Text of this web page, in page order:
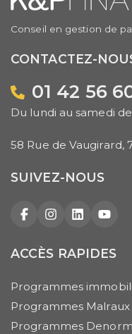
Conseil en gestion de
CONTACTEZ-
01 42 56
Du lundi au samedi
58 Rue de Vaugirard,
SUIVEZ-NOUS
FacebookInstagram
LinkedIn
ACCÈS RAPIDES
Programmes
Programmes Malraux
Programmes